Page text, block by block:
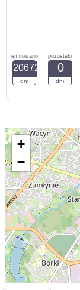
emitowano
20672
dni
pozostało
0
dni
+
−